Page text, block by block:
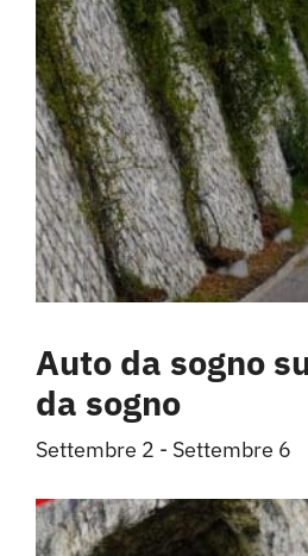
Auto da sogno
da sogno
Settembre 2 - Settembre 6